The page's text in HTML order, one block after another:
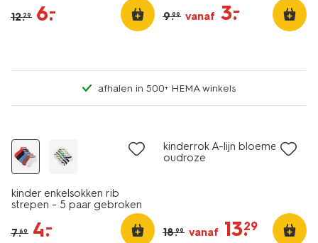
12.29 6.
– 9.99 vanaf 3.
–
afhalen in 500+ HEMA winkels
kinder enkelsokken rib
strepen - 5 paar gebroken
7.69 4.
–
kinderrok A-lijn bloemen
oudroze
18.99 vanaf 13.
29